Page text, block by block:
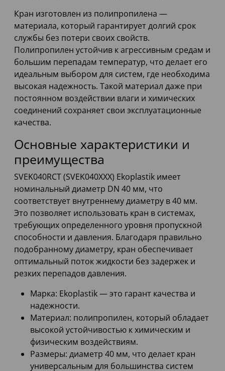
Кран изготовлен из полипропилена —
материала, который гарантирует долгий срок
службы без потери своих свойств.
Полипропилен устойчив к агрессивным средам и
большим перепадам температур, что делает его
идеальным выбором для систем, где необходима
высокая надежность. Такой материал даже при
постоянном воздействии влаги и химических
соединений сохраняет свои эксплуатационные
качества.
Основные характеристики и
преимущества
SVEK040RCT (SVEK040XXX) Ekoplastik имеет
номинальный диаметр DN 40 мм, что
соответствует внутреннему диаметру в 40 мм.
Это позволяет использовать кран в системах,
требующих определенного уровня пропускной
способности и давления. Благодаря правильно
подобранному диаметру, кран обеспечивает
оптимальный поток жидкости без задержек и
резких перепадов давления.
Марка: Ekoplastik — это гарант качества и
надежности.
Материал: полипропилен, который обладает
высокой устойчивостью к химическим и
физическим воздействиям.
Размеры: диаметр 40 мм, что делает кран
универсальным для большинства систем